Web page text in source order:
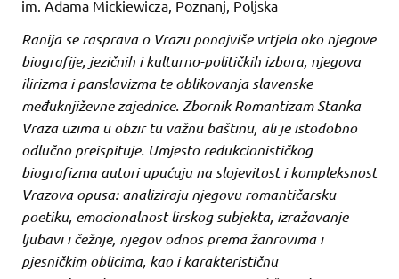
im. Adama Mickiewicza, Poznanj, Poljska
Ranija se rasprava o Vrazu ponajviše vrtjela oko njegove
biografije, jezičnih i kulturno-političkih izbora, njegova
ilirizma i panslavizma te oblikovanja slavenske
međuknjiževne zajednice. Zbornik Romantizam Stanka
Vraza uzima u obzir tu važnu baštinu, ali je istodobno
odlučno preispituje. Umjesto redukcionističkog
biografizma autori upućuju na slojevitost i kompleksnost
Vrazova opusa: analiziraju njegovu romantičarsku
poetiku, emocionalnost lirskog subjekta, izražavanje
ljubavi i čežnje, njegov odnos prema žanrovima i
pjesničkim oblicima, kao i karakterističnu